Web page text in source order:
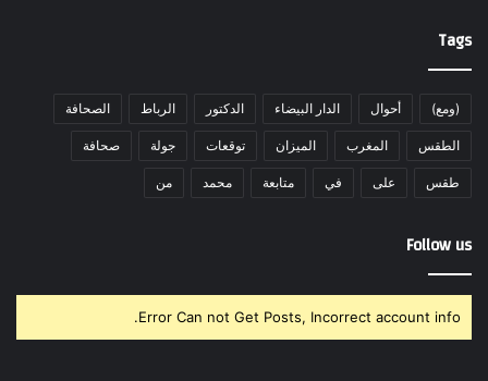
Tags
(ومع) أحوال الدار البيضاء الدكتور الرباط الصحافة
الطقس المغرب الميزان توقعات جولة صحافة
طقس على في متابعة محمد من
Follow us
Error Can not Get Posts, Incorrect account info.